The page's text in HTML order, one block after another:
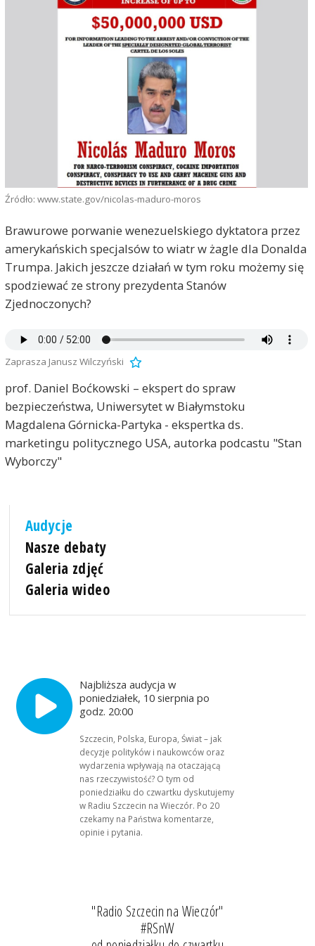
Źródło: www.state.gov/nicolas-maduro-moros
Brawurowe porwanie wenezuelskiego dyktatora przez
amerykańskich specjalsów to wiatr w żagle dla Donalda
Trumpa. Jakich jeszcze działań w tym roku możemy się
spodziewać ze strony prezydenta Stanów
Zjednoczonych?
Zaprasza Janusz Wilczyński
prof. Daniel Boćkowski – ekspert do spraw
bezpieczeństwa, Uniwersytet w Białymstoku
Magdalena Górnicka-Partyka - ekspertka ds.
marketingu politycznego USA, autorka podcastu "Stan
Wyborczy"
Audycje
Nasze debaty
Galeria zdjęć
Galeria wideo
Najbliższa audycja w
poniedziałek, 10 sierpnia po
godz. 20:00
Szczecin, Polska, Europa, Świat – jak
decyzje polityków i naukowców oraz
wydarzenia wpływają na otaczającą
nas rzeczywistość? O tym od
poniedziałku do czwartku dyskutujemy
w Radiu Szczecin na Wieczór. Po 20
czekamy na Państwa komentarze,
opinie i pytania.
"Radio Szczecin na Wieczór"
#RSnW